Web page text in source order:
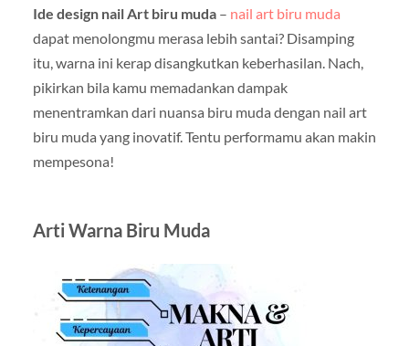
Ide design nail Art biru muda– nail art biru muda
dapat menolongmu merasa lebih santai? Disamping
itu, warna ini kerap disangkutkan keberhasilan. Nach,
pikirkan bila kamu memadankan dampak
menentramkan dari nuansa biru muda dengan nail art
biru muda yang inovatif. Tentu performamu akan makin
mempesona!
Arti Warna Biru Muda